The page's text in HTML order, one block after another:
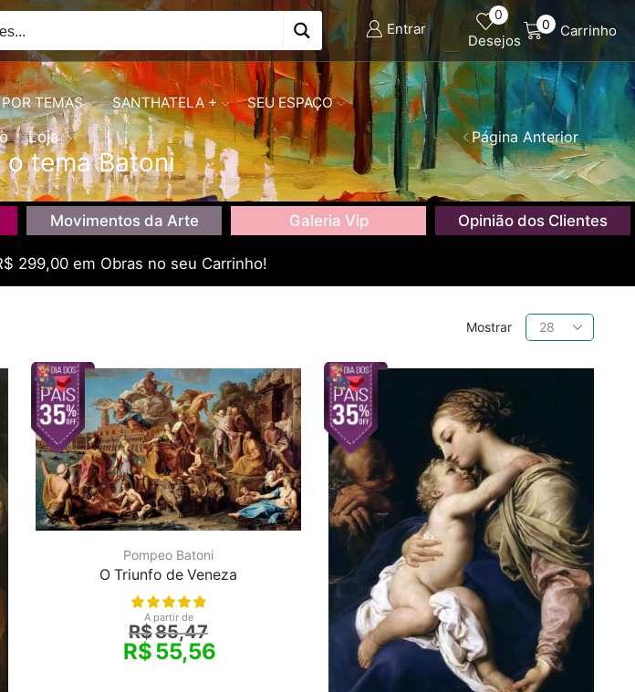
Entrar
0
Desejos
0 Carrinho
TEMAS SANTHATELA + SEU ESPAÇO
Loja
tema Batoni
Página Anterior
Movimentos da Arte Galeria Vip Opinião dos Clientes
299,00 em Obras no seu Carrinho!
Mostrar
Produtos
por
Pompeo Batoni
O Triunfo de Veneza
A partir de
R$85,47
R$55,56